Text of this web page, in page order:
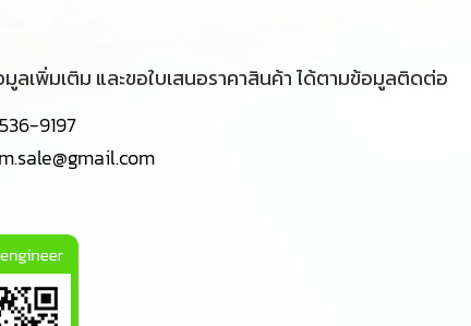
ลเพิ่มเติม และขอใบเสนอราคาสินค้า ได้ตามข้อมูลติดต่อ
9197